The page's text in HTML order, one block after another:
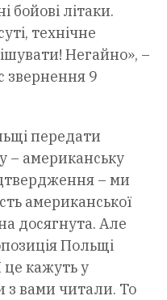
бойові літаки.
технічне
Негайно», –
звернення 9
передати
– американську
– ми
американської
досягнута. Але
Польщі
це кажуть у
з вами читали. То